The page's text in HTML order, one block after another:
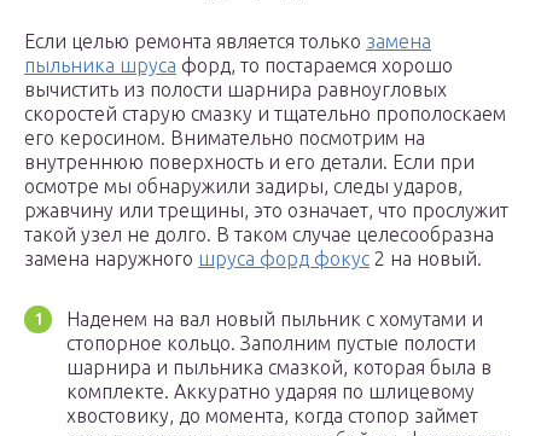
Если целью ремонта является только замена
пыльника шруса форд, то постараемся хорошо
вычистить из полости шарнира равноугловых
скоростей старую смазку и тщательно прополоскаем
его керосином. Внимательно посмотрим на
внутреннюю поверхность и его детали. Если при
осмотре мы обнаружили задиры, следы ударов,
ржавчину или трещины, это означает, что прослужит
такой узел не долго. В таком случае целесообразна
замена наружного шруса форд фокус 2 на новый.
Наденем на вал новый пыльник с хомутами и
стопорное кольцо. Заполним пустые полости
шарнира и пыльника смазкой, которая была в
комплекте. Аккуратно ударяя по шлицевому
хвостовику, до момента, когда стопор займет